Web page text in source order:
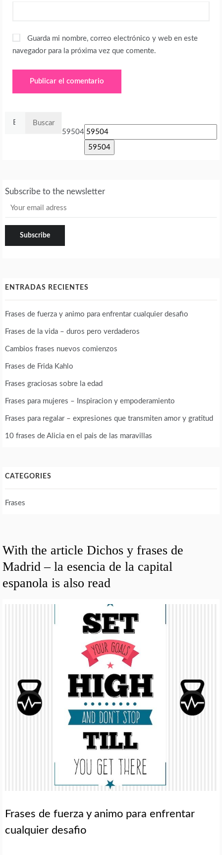
Guarda mi nombre, correo electrónico y web en este
navegador para la próxima vez que comente.
59504
Subscribe to the newsletter
ENTRADAS RECIENTES
Frases de fuerza y animo para enfrentar cualquier desafio
Frases de la vida – duros pero verdaderos
Cambios frases nuevos comienzos
Frases de Frida Kahlo
Frases graciosas sobre la edad
Frases para mujeres – Inspiracion y empoderamiento
Frases para regalar – expresiones que transmiten amor y gratitud
10 frases de Alicia en el pais de las maravillas
CATEGORIES
Frases
With the article Dichos y frases de
Madrid – la esencia de la capital
espanola is also read
Frases de fuerza y animo para enfrentar
cualquier desafio